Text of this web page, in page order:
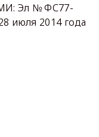
Эл № ФС77-
июля 2014 года